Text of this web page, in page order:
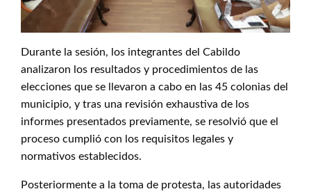
Durante la sesión, los integrantes del Cabildo
analizaron los resultados y procedimientos de las
elecciones que se llevaron a cabo en las 45 colonias del
municipio, y tras una revisión exhaustiva de los
informes presentados previamente, se resolvió que el
proceso cumplió con los requisitos legales y
normativos establecidos.
Posteriormente a la toma de protesta, las autoridades